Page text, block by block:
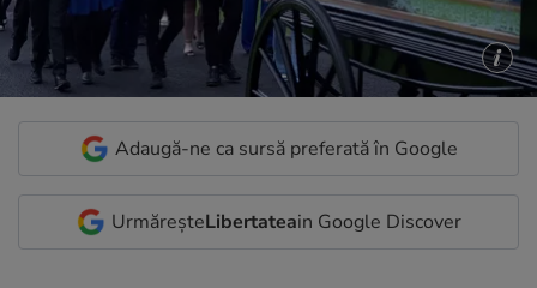
Adaugă-ne ca sursă preferată în Google
UrmăreșteLibertateain Google Discover